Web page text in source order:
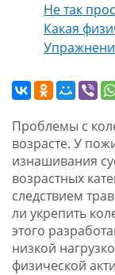
Не так
Какая
Проблемы с
возрасте. У
изнашивания
возрастных
следствием
ли укрепить
этого
низкой
физической